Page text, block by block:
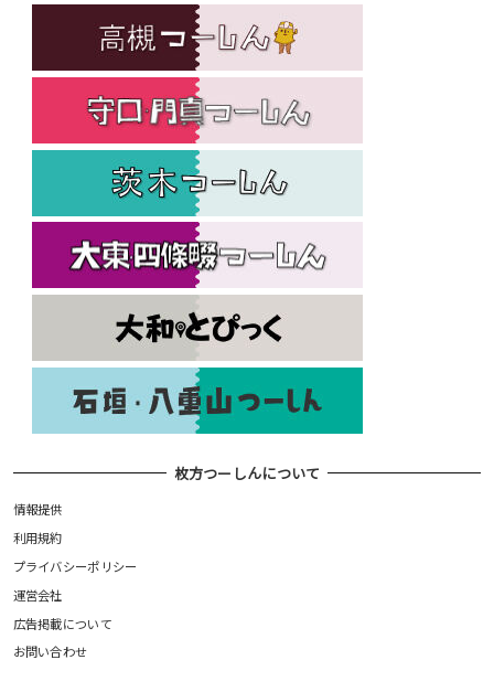
枚方つーしんについて
情報提供
利用規約
プライバシーポリシー
運営会社
広告掲載について
お問い合わせ